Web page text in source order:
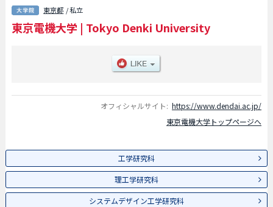
工学研究科やシステムデザイン工学研究科や先端科学技術研究科や未来科学
研究科等、研究科別情報や、募集定員や合格者数など入試情報、施設案内、
アクセスなど外国人留学生に必要な情報を掲載しているので是非ご利用くだ
東京都 / 私立
東京電機大学 | Tokyo Denki University
オフィシャルサイト: https://www.dendai.ac.jp/
東京電機大学トップページへ
工学研究科
理工学研究科
システムデザイン工学研究科